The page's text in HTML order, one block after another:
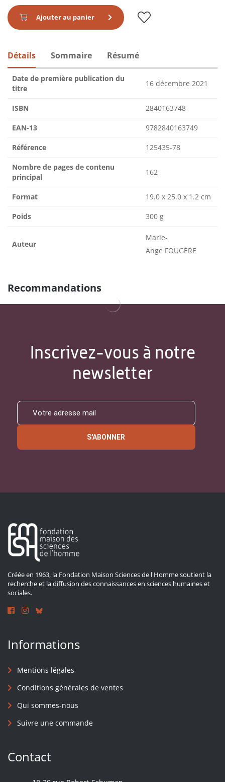
Ajouter au panier
Détails Sommaire Résumé
Date de première publication du
titre
16 décembre 2021
ISBN 2840163748
EAN-13 9782840163749
Référence 125435-78
Nombre de pages de contenu
principal
162
Format 19.0 x 25.0 x 1.2 cm
Poids 300 g
Auteur
Marie-
Ange FOUGÈRE
Recommandations
Inscrivez-vous à notre
newsletter
S'ABONNER
Créée en 1963, la Fondation Maison Sciences de l'Homme soutient la
recherche et la diffusion des connaissances en sciences humaines et
sociales.
Informations
Mentions légales
Conditions générales de ventes
Qui sommes-nous
Suivre une commande
Contact